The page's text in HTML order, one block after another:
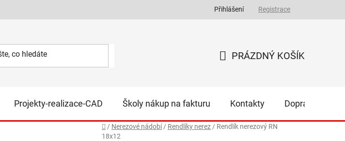
Přihlášení Registrace
PRÁZDNÝ KOŠÍK
Projekty-realizace-CAD Školy nákup na fakturu Kontakty Doprava
Domů
/ Nerezové nádobí / Rendlíky nerez / Rendlík nerezový RN
18x12